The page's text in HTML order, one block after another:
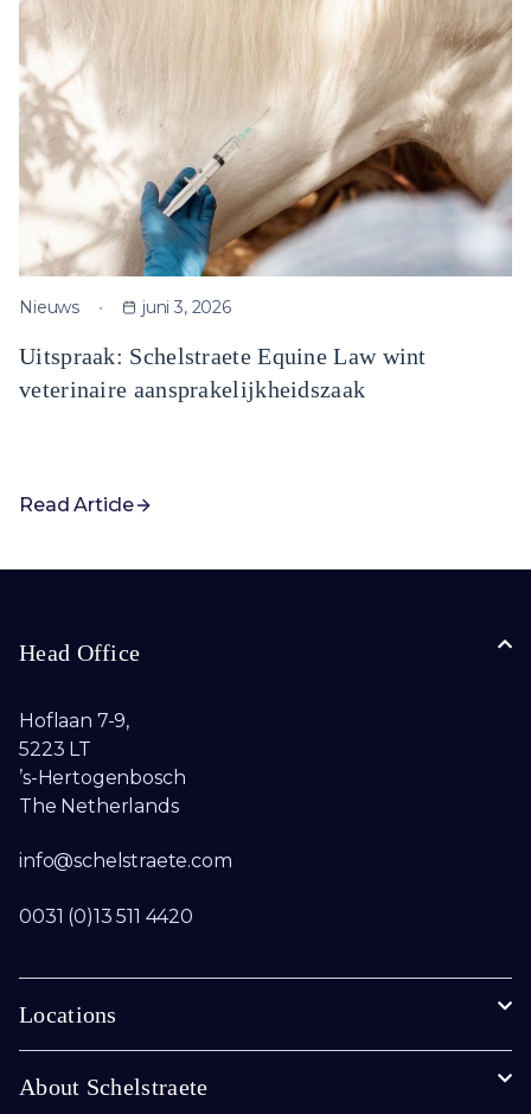
Nieuws juni 3, 2026
Uitspraak: Schelstraete Equine Law wint
veterinaire aansprakelijkheidszaak
Read Article
Head Office
Hoflaan 7-9,
5223 LT
’s-Hertogenbosch
The Netherlands
info@schelstraete.com​
0031 (0)13 511 4420
Locations
About Schelstraete